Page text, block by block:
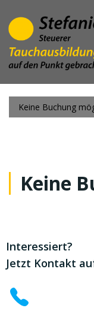
Keine Buchung
Keine
Interessiert?
Jetzt Kontakt